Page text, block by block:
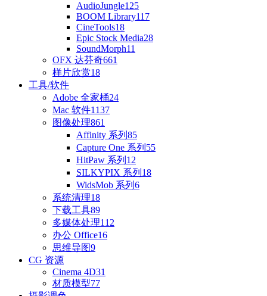
AudioJungle125
BOOM Library117
CineTools18
Epic Stock Media28
SoundMorph11
OFX 达芬奇661
样片欣赏18
工具/软件
Adobe 全家桶24
Mac 软件1137
图像处理861
Affinity 系列 85
Capture One 系列 55
HitPaw 系列 12
SILKYPIX 系列 18
WidsMob 系列 6
系统清理18
下载工具89
多媒体处理112
办公 Office16
思维导图9
CG 资源
Cinema 4D31
材质模型77